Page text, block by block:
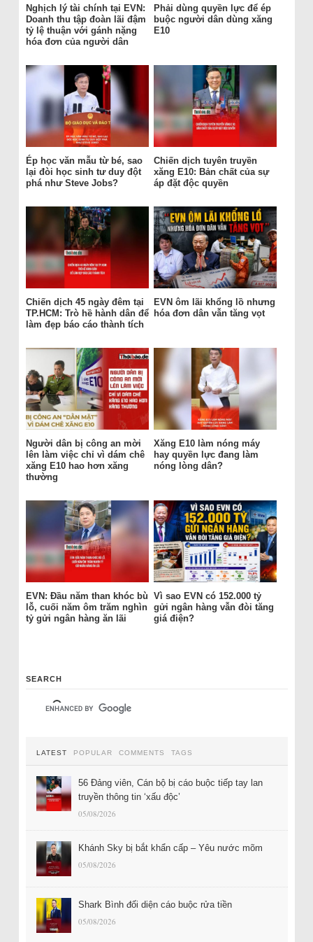
Nghịch lý tài chính tại EVN:
Doanh thu tập đoàn lãi đậm
tỷ lệ thuận với gánh nặng
hóa đơn của người dân
Phải dùng quyền lực để ép
buộc người dân dùng xăng
E10
Ép học văn mẫu từ bé, sao
lại đòi học sinh tư duy đột
phá như Steve Jobs?
Chiến dịch tuyên truyền
xăng E10: Bản chất của sự
áp đặt độc quyền
Chiến dịch 45 ngày đêm tại
TP.HCM: Trò hề hành dân để
làm đẹp báo cáo thành tích
EVN ôm lãi khổng lồ nhưng
hóa đơn dân vẫn tăng vọt
Người dân bị công an mời
lên làm việc chỉ vì dám chê
xăng E10 hao hơn xăng
thường
Xăng E10 làm nóng máy
hay quyền lực đang làm
nóng lòng dân?
EVN: Đầu năm than khóc bù
lỗ, cuối năm ôm trăm nghìn
tỷ gửi ngân hàng ăn lãi
Vì sao EVN có 152.000 tỷ
gửi ngân hàng vẫn đòi tăng
giá điện?
SEARCH
LATEST POPULAR COMMENTS TAGS
56 Đảng viên, Cán bộ bị cáo buộc tiếp tay lan
truyền thông tin ‘xấu độc’
05/08/2026
Khánh Sky bị bắt khẩn cấp – Yêu nước mõm
05/08/2026
Shark Bình đối diện cáo buộc rửa tiền
05/08/2026